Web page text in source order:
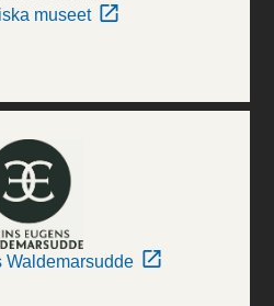
museet
Waldemarsudde